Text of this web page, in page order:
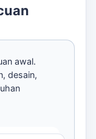
Hal ini
yang aman
dan pastikan
acara Anda.
awal.
desain,